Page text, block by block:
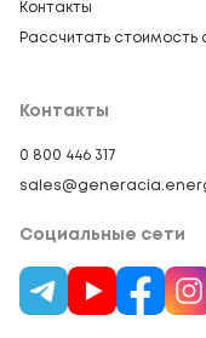
Контакты
Рассчитать стоимость
Контакты
0 800 446 317
Социальные сети